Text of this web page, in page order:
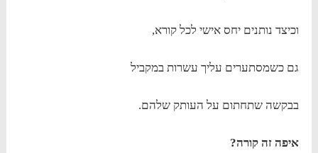
וכיצד נותנים יחס אישי לכל קורא,
גם כשמסתערים עליך עשרות במקביל
בבקשה שתחתום על העותק שלהם.
איפה זה קורה?